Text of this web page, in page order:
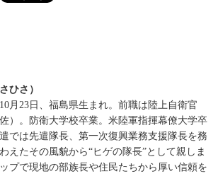
ひさ）
月23日、福島県生まれ。前職は陸上自衛官
）。防衛大学校卒業。米陸軍指揮幕僚大学卒
では先遣隊長、第一次復興業務支援隊長を務
えたその風貌から“ヒゲの隊長”として親しま
プで現地の部族長や住民たちから厚い信頼を